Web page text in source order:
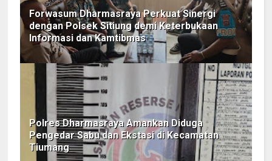
Forwasum Dharmasraya Perkuat Sinergi
dengan Polsek Sitiung demi Keterbukaan
Informasi dan Kamtibmas
Polres Dharmasraya Amankan Diduga
Pengedar Sabu dan Ekstasi di Kecamatan
Tiumang